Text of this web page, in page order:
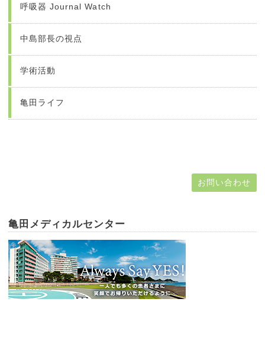
呼吸器 Journal Watch
中島部長の視点
学術活動
亀田ライフ
お問い合わせ
亀田メディカルセンター